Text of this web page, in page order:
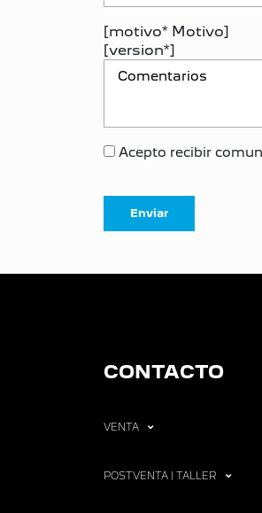
[motivo* Motivo]
[version*]
Acepto recibir
CONTACTO
VENTA
POSTVENTA | TALLER